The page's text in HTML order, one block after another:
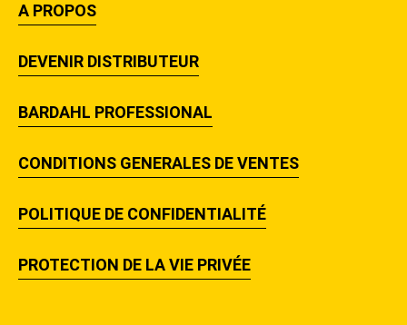
A PROPOS
DEVENIR DISTRIBUTEUR
BARDAHL PROFESSIONAL
CONDITIONS GENERALES DE VENTES
POLITIQUE DE CONFIDENTIALITÉ
PROTECTION DE LA VIE PRIVÉE